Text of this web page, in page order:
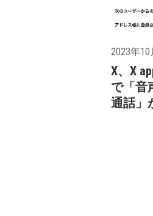
2023年
X、X
で「音
通話」